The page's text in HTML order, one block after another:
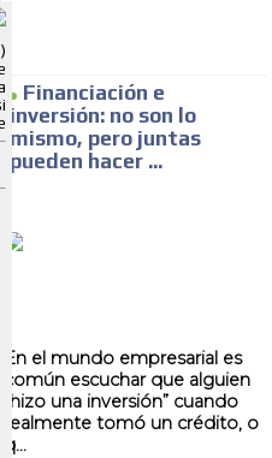
Financiación e
inversión: no son lo
mismo, pero juntas
pueden hacer ...
En el mundo empresarial es
común escuchar que alguien
“hizo una inversión” cuando
realmente tomó un crédito, o
q...